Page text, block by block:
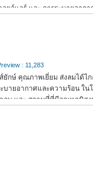
ยล์แอร์ และ การระบายอาก
: 11,283
ยักษ์ คุณภาพเยี่ยม ส่งลมได้ไ
บายอากาศและความร้อน ใน
าอบ และ สถานที่ที่มีอุณหภูมิสู